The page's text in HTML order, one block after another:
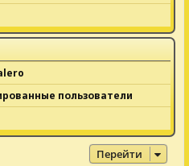
пользователи
Перейти